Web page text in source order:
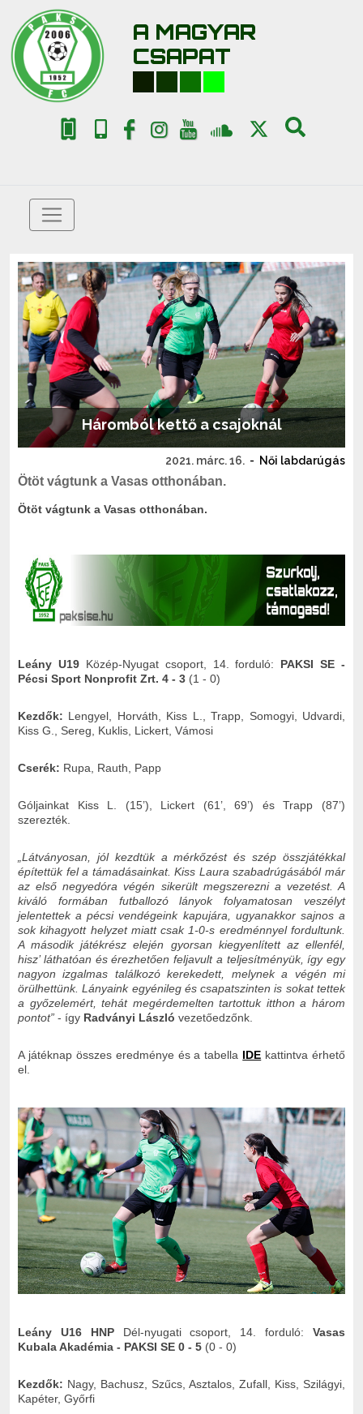
A MAGYAR
CSAPAT
Háromból kettő a csajoknál
2021. márc. 16. - Női labdarúgás
Ötöt vágtunk a Vasas otthonában.
Ötöt vágtunk a Vasas otthonában.
Leány U19Közép-Nyugat csoport, 14. forduló: PAKSI SE -
Pécsi Sport Nonprofit Zrt. 4 - 3 (1 - 0)
Kezdők: Lengyel, Horváth, Kiss L., Trapp, Somogyi, Udvardi,
Kiss G., Sereg, Kuklis, Lickert, Vámosi
Cserék: Rupa, Rauth, Papp
Góljainkat Kiss L. (15’), Lickert (61’, 69’) és Trapp (87’)
szerezték.
„Látványosan, jól kezdtük a mérkőzést és szép összjátékkal
építettük fel a támadásainkat. Kiss Laura szabadrúgásából már
az első negyedóra végén sikerült megszerezni a vezetést. A
kiváló formában futballozó lányok folyamatosan veszélyt
jelentettek a pécsi vendégeink kapujára, ugyanakkor sajnos a
sok kihagyott helyzet miatt csak 1-0-s eredménnyel fordultunk.
A második játékrész elején gyorsan kiegyenlített az ellenfél,
hisz’ láthatóan és érezhetően feljavult a teljesítményük, így egy
nagyon izgalmas találkozó kerekedett, melynek a végén mi
örülhettünk. Lányaink egyénileg és csapatszinten is sokat tettek
a győzelemért, tehát megérdemelten tartottuk itthon a három
pontot” - így Radványi László vezetőedzőnk.
A játéknap összes eredménye és a tabella IDE kattintva érhető
el.
Leány U16 HNPDél-nyugati csoport, 14. forduló: Vasas
Kubala Akadémia - PAKSI SE 0 - 5 (0 - 0)
Kezdők: Nagy, Bachusz, Szűcs, Asztalos, Zufall, Kiss, Szilágyi,
Kapéter, Győrfi